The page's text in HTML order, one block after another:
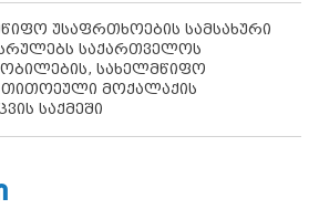
უსაფრთხოების სამსახური
საქართველოს
სახელმწიფო
თითოეული მოქალაქის
საქმეში